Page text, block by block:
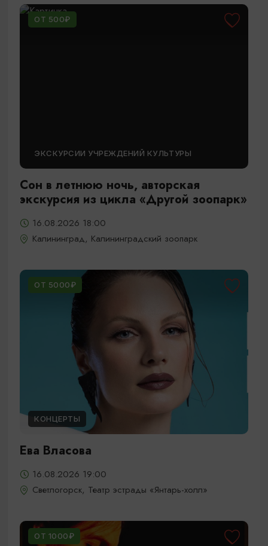
ОТ 500₽
ЭКСКУРСИИ УЧРЕЖДЕНИЙ КУЛЬТУРЫ
Сон в летнюю ночь, авторская
экскурсия из цикла «Другой зоопарк»
16.08.2026 18:00
Калининград, Калининградский зоопарк
ОТ 5000₽
КОНЦЕРТЫ
Ева Власова
16.08.2026 19:00
Светлогорск, Театр эстрады «Янтарь-холл»
ОТ 1000₽